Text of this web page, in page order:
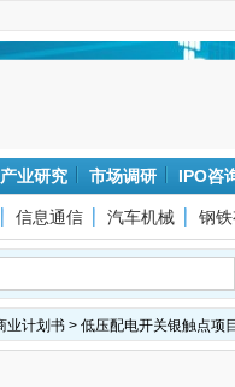
产业研究 市场调研 IPO咨
信息通信 汽车机械 钢
业计划书> 低压配电开关银触点项